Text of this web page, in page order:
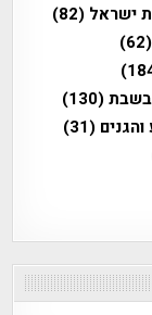
ישראל (82)
(62)
בשבת(130)
(31)